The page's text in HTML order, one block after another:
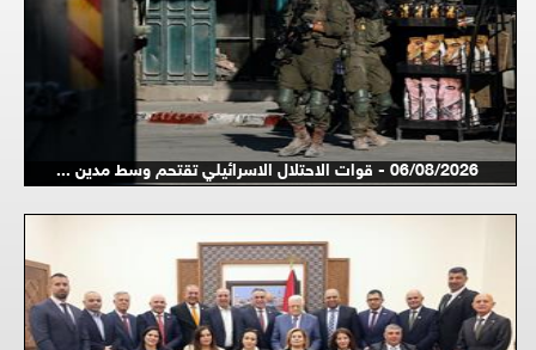
06/08/2026 - قوات الاحتلال الاسرائيلي تقتحم وسط مدين ...